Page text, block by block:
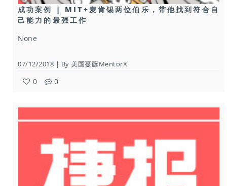
成功案例 | MIT+麦肯锡两位伯乐，带他找到符合自
己能力的最强工作
None
07/12/2018 | By 美国蔓藤MentorX
0 0